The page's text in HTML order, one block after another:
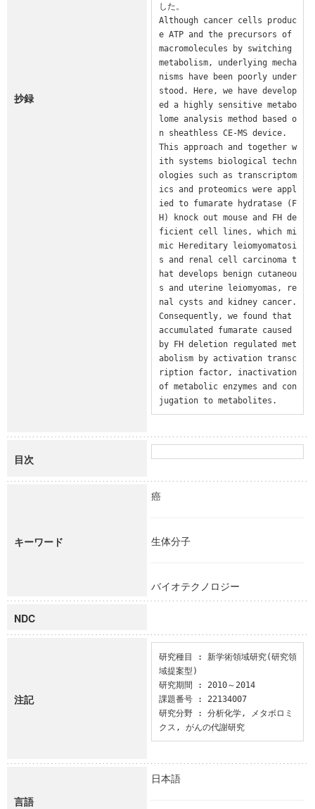
抄録
した。
Although cancer cells produc
e ATP and the precursors of
macromolecules by switching
metabolism, underlying mecha
nisms have been poorly under
stood. Here, we have develop
ed a highly sensitive metabo
lome analysis method based o
n sheathless CE-MS device.
This approach and together w
ith systems biological techn
ologies such as transcriptom
ics and proteomics were appl
ied to fumarate hydratase (F
H) knock out mouse and FH de
ficient cell lines, which mi
mic Hereditary leiomyomatosi
s and renal cell carcinoma t
hat develops benign cutaneou
s and uterine leiomyomas, re
nal cysts and kidney cancer.
Consequently, we found that
accumulated fumarate caused
by FH deletion regulated met
abolism by activation transc
ription factor, inactivation
of metabolic enzymes and con
jugation to metabolites.
目次
キーワード
癌
生体分子
バイオテクノロジー
NDC
注記
研究種目 : 新学術領域研究(研究領
域提案型)
研究期間 : 2010～2014
課題番号 : 22134007
研究分野 : 分析化学, メタボロミ
クス, がんの代謝研究
言語
日本語